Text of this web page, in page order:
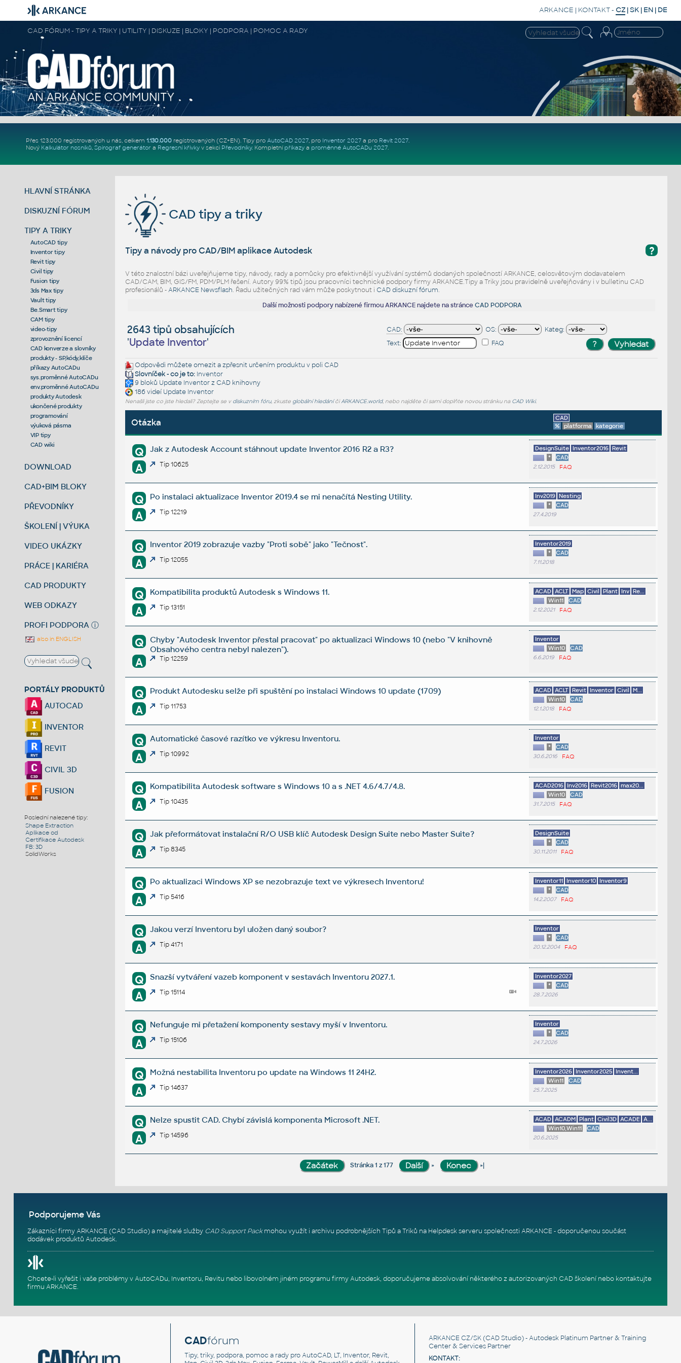
ARKANCE | KONTAKT- CZ |SK | EN | DE
CAD FÓRUM - TIPY A TRIKY | UTILITY | DISKUZE | BLOKY | PODPORA | POMOC A RADY
Přes 123.000 registrovaných u nás, celkem 1.130.000registrovaných (CZ+EN). Tipy pro AutoCAD 2027, pro Inventor 2027a pro Revit 2027.
Nový Kalkulátor nosníků, Spirograf generátor a Regresní křivkyv sekci Převodníky. Kompletní příkazya proměnné AutoCADu 2027.
HLAVNÍ STRÁNKA
DISKUZNÍ FÓRUM
TIPY A TRIKY
AutoCAD tipy
Inventor tipy
Revit tipy
Civil tipy
Fusion tipy
3ds Max tipy
Vault tipy
Be.Smart tipy
CAM tipy
video-tipy
zprovoznění licencí
CAD konverze a slovníky
produkty - SP,kódy,klíče
příkazy AutoCADu
sys.proměnné AutoCADu
env.proměnné AutoCADu
produkty Autodesk
ukončené produkty
programování
výuková pásma
VIP tipy
CAD wiki
DOWNLOAD
CAD+BIM BLOKY
PŘEVODNÍKY
ŠKOLENÍ | VÝUKA
VIDEO UKÁZKY
PRÁCE | KARIÉRA
CAD PRODUKTY
WEB ODKAZY
PROFI PODPORA ⓘ
also in ENGLISH
PORTÁLY PRODUKTŮ
AUTOCAD
INVENTOR
REVIT
CIVIL 3D
FUSION
Poslední nalezené tipy:
Shape Extraction
Aplikace od
Certifikace Autodesk
FB: 3D
SolidWorks
CAD tipy a triky
?
Tipy a návody pro CAD/BIM aplikace Autodesk
V této znalostní bázi uveřejňujeme tipy, návody, rady a pomůcky pro efektivnější využívání systémů dodaných společností ARKANCE, celosvětovým dodavatelem
CAD/CAM, BIM, GIS/FM, PDM/PLM řešení. Autory 99% tipů jsou pracovníci technické podpory firmy ARKANCE.Tipy a Triky jsou pravidelně uveřejňovány i v bulletinu CAD
profesionálů -ARKANCE Newsflash. Řadu užitečných rad vám může poskytnout i CAD diskuzní fórum.
Další možnosti podpory nabízené firmou ARKANCE najdete na stránceCAD PODPORA
2643 tipů obsahujících
'Update Inventor'
CAD: OS:
Kateg:
Text:
FAQ
Odpovědi můžete omezit a zpřesnit určením produktu v poli CAD
Slovníček - co je to: Inventor
9 bloků Update Inventorz CAD knihovny
186 videí Update Inventor
Nenašli jste co jste hledali? Zeptejte se v diskuzním fóru, zkuste globální hledáníčiARKANCE.world, nebo najděte či sami doplňte novou stránku na CAD Wiki.
Otázka
CAD
%
platforma kategorie
Q Jak z Autodesk Account stáhnout update Inventor 2016 R2 a R3?
A Tip 10625
DesignSuite Inventor2016 Revit
*
CAD
2.12.2015 FAQ
Q Po instalaci aktualizace Inventor 2019.4 se mi nenačítá Nesting Utility.
A Tip 12219
Inv2019 Nesting
*
CAD
27.4.2019
Q Inventor 2019 zobrazuje vazby "Proti sobě" jako "Tečnost".
A Tip 12055
Inventor2019
*
CAD
7.11.2018
Q Kompatibilita produktů Autodesk s Windows 11.
A Tip 13151
ACAD ACLT Map Civil Plant Inv Re...
Win11
CAD
2.12.2021 FAQ
Q
Chyby "Autodesk Inventor přestal pracovat" po aktualizaci Windows 10 (nebo "V knihovně
Obsahového centra nebyl nalezen").
A Tip 12259
Inventor
Win10
CAD
6.6.2019 FAQ
Q Produkt Autodesku selže při spuštění po instalaci Windows 10 update (1709)
A Tip 11753
ACAD ACLT Revit Inventor Civil
M...
Win10
CAD
12.1.2018 FAQ
Q Automatické časové razítko ve výkresu Inventoru.
A Tip 10992
Inventor
*
CAD
30.6.2016 FAQ
Q Kompatibilita Autodesk software s Windows 10 a s .NET 4.6/4.7/4.8.
A Tip 10435
ACAD2016 Inv2016 Revit2016 max20...
Win10
CAD
31.7.2015 FAQ
Q Jak přeformátovat instalační R/O USB klíč Autodesk Design Suite nebo Master Suite?
A Tip 8345
DesignSuite
*
CAD
30.11.2011 FAQ
Q Po aktualizaci Windows XP se nezobrazuje text ve výkresech Inventoru!
A Tip 5416
Inventor11 Inventor10 Inventor9
*
CAD
14.2.2007 FAQ
Q Jakou verzí Inventoru byl uložen daný soubor?
A Tip 4171
Inventor
*
CAD
20.12.2004 FAQ
Q Snazší vytváření vazeb komponent v sestavách Inventoru 2027.1.
A Tip 15114
Inventor2027
*
CAD
28.7.2026
Q Nefunguje mi přetažení komponenty sestavy myší v Inventoru.
A Tip 15106
Inventor
*
CAD
24.7.2026
Q Možná nestabilita Inventoru po update na Windows 11 24H2.
A Tip 14637
Inventor2026 Inventor2025 Invent...
Win11
CAD
25.7.2025
Q Nelze spustit CAD. Chybí závislá komponenta Microsoft .NET.
A Tip 14596
ACAD ACADM Plant Civil3D ACADE A...
Win10,Win11
CAD
20.6.2025
Stránka 1 z 177 » »|
Podporujeme Vás
Zákazníci firmy ARKANCE (CAD Studio) a majitelé služby CAD Support Packmohou využít i archivu podrobnějších Tipů a Triků na Helpdesk serveru společnosti ARKANCE - doporučenou součást
dodávek produktů Autodesk.
Chcete-li vyřešit i vaše problémy v AutoCADu, Inventoru, Revitu nebo libovolném jiném programu firmy Autodesk, doporučujeme absolvování některého z autorizovaných CAD školenínebo kontaktujte
firmu ARKANCE.
CADfórum
Tipy, triky, podpora, pomoc a rady pro AutoCAD, LT, Inventor, Revit,
ARKANCE CZ/SK(CAD Studio) - Autodesk Platinum Partner & Training
Center & Services Partner
KONTAKT: